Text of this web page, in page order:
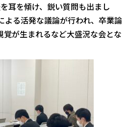
耳を傾け、鋭い質問も出まし
よる活発な議論が行われ、卒業論
が生まれるなど大盛況な会とな